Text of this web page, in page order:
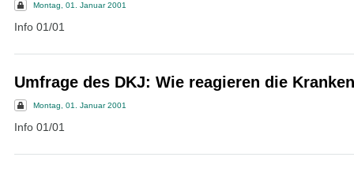
Montag, 01. Januar 2001
Info 01/01
Umfrage des DKJ: Wie reagieren die
Montag, 01. Januar 2001
Info 01/01